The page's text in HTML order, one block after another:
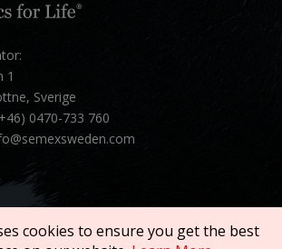
1
Sverige
0470-733 760
cookies to ensure you get the best